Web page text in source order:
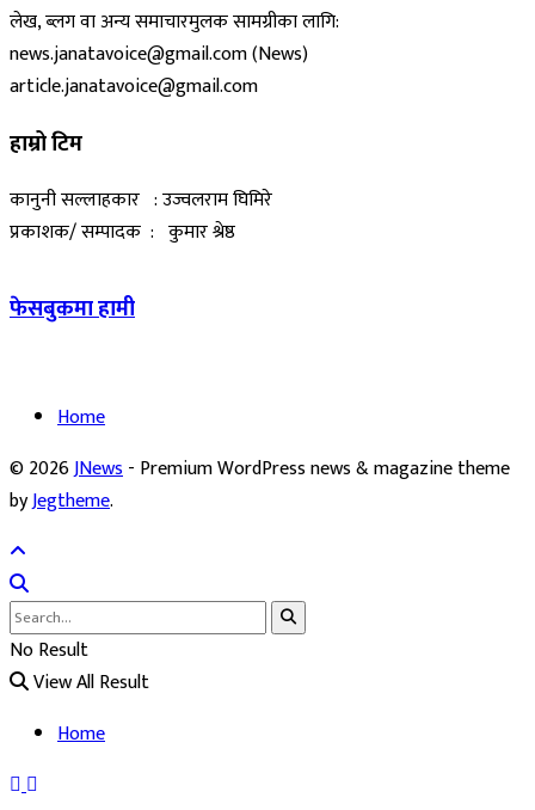
लेख, ब्लग वा अन्य समाचारमुलक सामग्रीका लागि:
news.janatavoice@gmail.com (News)
article.janatavoice@gmail.com
हाम्रो टिम
कानुनी सल्लाहकार : उज्वलराम घिमिरे
प्रकाशक/ सम्पादक : कुमार श्रेष्ठ
फेसबुकमा हामी
Home
© 2026JNews- Premium WordPress news & magazine theme
byJegtheme.
No Result
View All Result
Home